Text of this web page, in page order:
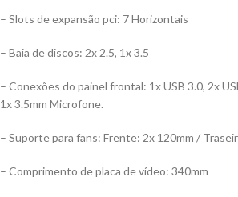
– Slots de expansão pci: 7 Horizontais
– Baia de discos: 2x 2.5, 1x 3.5
– Conexões do painel frontal: 1x USB 3.0, 2x
1x 3.5mm Microfone.
– Suporte para fans: Frente: 2x 120mm /
– Comprimento de placa de vídeo: 340mm